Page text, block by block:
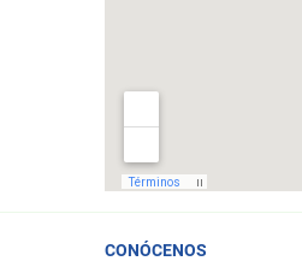
CONÓCENOS